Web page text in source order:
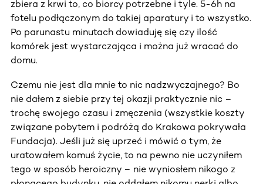
zbiera z krwi to, co biorcy potrzebne i tyle. 5-6h na
fotelu podłączonym do takiej aparatury i to wszystko.
Po parunastu minutach dowiaduję się czy ilość
komórek jest wystarczająca i można już wracać do
domu.
Czemu nie jest dla mnie to nic nadzwyczajnego? Bo
nie dałem z siebie przy tej okazji praktycznie nic –
trochę swojego czasu i zmęczenia (wszystkie koszty
związane pobytem i podróżą do Krakowa pokrywała
Fundacja). Jeśli już się uprzeć i mówić o tym, że
uratowałem komuś życie, to na pewno nie uczyniłem
tego w sposób heroiczny – nie wyniosłem nikogo z